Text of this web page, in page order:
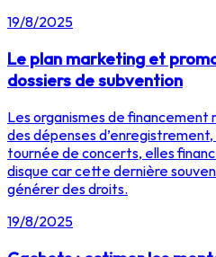
19/8/2025
Le plan marketing et
dossiers de subvention
Les organismes de
des dépenses
tournée de concerts, elles
disque car cette dernière
générer des droits.
19/8/2025